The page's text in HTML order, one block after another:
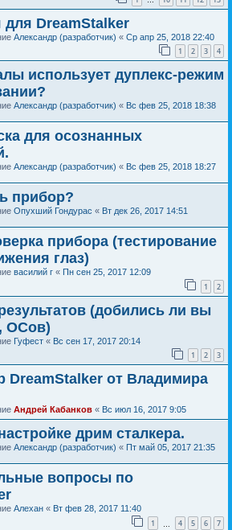
для DreamStalker
Александр (разработчик) « Ср апр 25, 2018 22:40
1 2 3 4
использует дуплекс-режим
Александр (разработчик) « Вс фев 25, 2018 18:38
для осознанных
Александр (разработчик) « Вс фев 25, 2018 18:27
прибор?
Опухший Гондурас « Вт дек 26, 2017 14:51
прибора (тестирование
глаз)
василий г « Пн сен 25, 2017 12:09
1 2
(добились ли вы
ОСов)
Гуфест « Вс сен 17, 2017 20:14
1 2 3
DreamStalker от Владимира
Андрей Кабанков « Вс июл 16, 2017 9:05
дрим сталкера.
Александр (разработчик) « Пт май 05, 2017 21:35
вопросы по
Алехан « Вт фев 28, 2017 11:40
1 4 5 6 7